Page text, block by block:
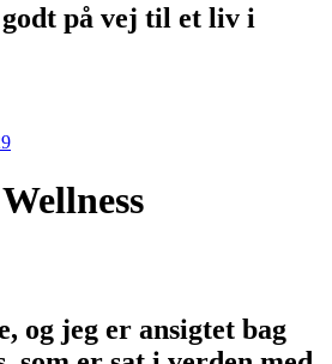
på vej til et liv i
og jeg er ansigtet bag